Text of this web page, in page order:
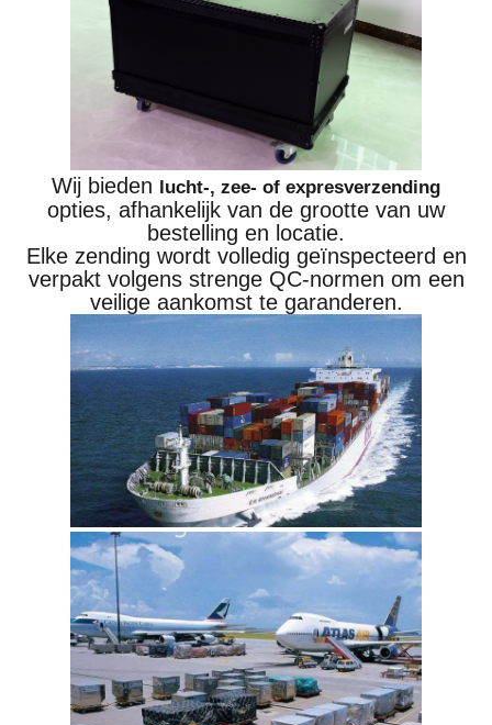
Wij bieden lucht-, zee- of expresverzending
opties, afhankelijk van de grootte van uw
bestelling en locatie.
Elke zending wordt volledig geïnspecteerd en
verpakt volgens strenge QC-normen om een
veilige aankomst te garanderen.